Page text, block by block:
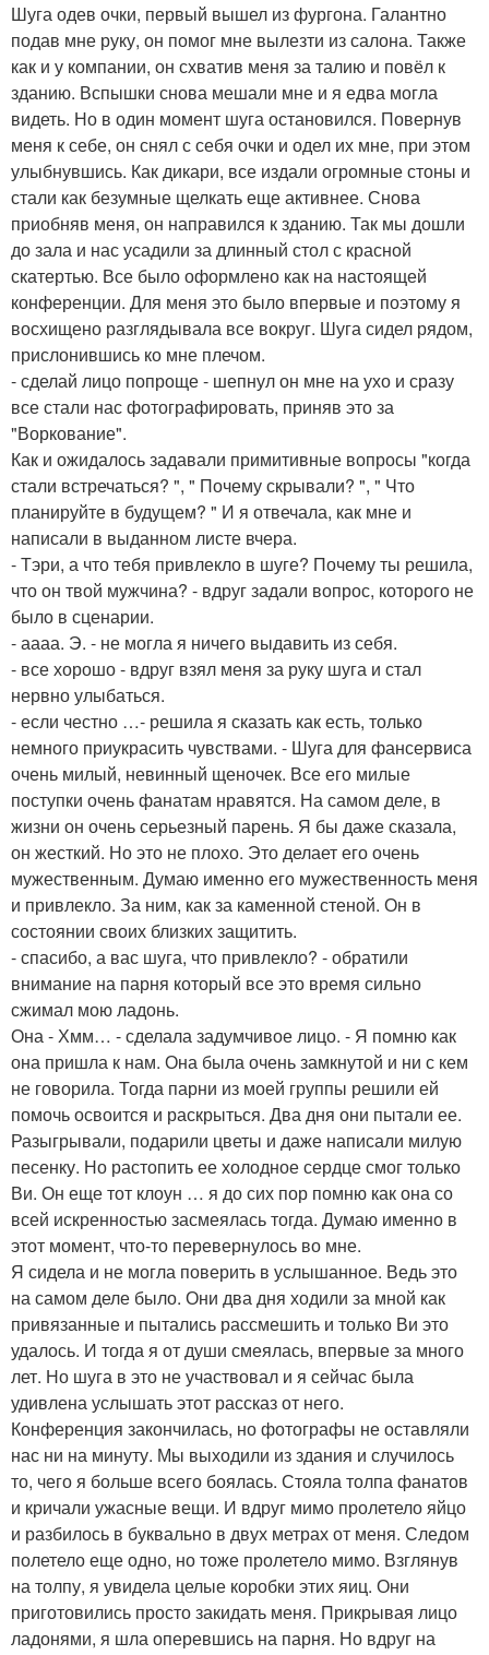
Шуга одев очки, первый вышел из фургона. Галантно
подав мне руку, он помог мне вылезти из салона. Также
как и у компании, он схватив меня за талию и повёл к
зданию. Вспышки снова мешали мне и я едва могла
видеть. Но в один момент шуга остановился. Повернув
меня к себе, он снял с себя очки и одел их мне, при этом
улыбнувшись. Как дикари, все издали огромные стоны и
стали как безумные щелкать еще активнее. Снова
приобняв меня, он направился к зданию. Так мы дошли
до зала и нас усадили за длинный стол с красной
скатертью. Все было оформлено как на настоящей
конференции. Для меня это было впервые и поэтому я
восхищено разглядывала все вокруг. Шуга сидел рядом,
прислонившись ко мне плечом.
- сделай лицо попроще - шепнул он мне на ухо и сразу
все стали нас фотографировать, приняв это за
"Воркование".
Как и ожидалось задавали примитивные вопросы "когда
стали встречаться? ", " Почему скрывали? ", " Что
планируйте в будущем? " И я отвечала, как мне и
написали в выданном листе вчера.
- Тэри, а что тебя привлекло в шуге? Почему ты решила,
что он твой мужчина? - вдруг задали вопрос, которого не
было в сценарии.
- аааа. Э. - не могла я ничего выдавить из себя.
- все хорошо - вдруг взял меня за руку шуга и стал
нервно улыбаться.
- если честно …- решила я сказать как есть, только
немного приукрасить чувствами. - Шуга для фансервиса
очень милый, невинный щеночек. Все его милые
поступки очень фанатам нравятся. На самом деле, в
жизни он очень серьезный парень. Я бы даже сказала,
он жесткий. Но это не плохо. Это делает его очень
мужественным. Думаю именно его мужественность меня
и привлекло. За ним, как за каменной стеной. Он в
состоянии своих близких защитить.
- спасибо, а вас шуга, что привлекло? - обратили
внимание на парня который все это время сильно
сжимал мою ладонь.
Она - Хмм… - сделала задумчивое лицо. - Я помню как
она пришла к нам. Она была очень замкнутой и ни с кем
не говорила. Тогда парни из моей группы решили ей
помочь освоится и раскрыться. Два дня они пытали ее.
Разыгрывали, подарили цветы и даже написали милую
песенку. Но растопить ее холодное сердце смог только
Ви. Он еще тот клоун … я до сих пор помню как она со
всей искренностью засмеялась тогда. Думаю именно в
этот момент, что-то перевернулось во мне.
Я сидела и не могла поверить в услышанное. Ведь это
на самом деле было. Они два дня ходили за мной как
привязанные и пытались рассмешить и только Ви это
удалось. И тогда я от души смеялась, впервые за много
лет. Но шуга в это не участвовал и я сейчас была
удивлена услышать этот рассказ от него.
Конференция закончилась, но фотографы не оставляли
нас ни на минуту. Мы выходили из здания и случилось
то, чего я больше всего боялась. Стояла толпа фанатов
и кричали ужасные вещи. И вдруг мимо пролетело яйцо
и разбилось в буквально в двух метрах от меня. Следом
полетело еще одно, но тоже пролетело мимо. Взглянув
на толпу, я увидела целые коробки этих яиц. Они
приготовились просто закидать меня. Прикрывая лицо
ладонями, я шла оперевшись на парня. Но вдруг на